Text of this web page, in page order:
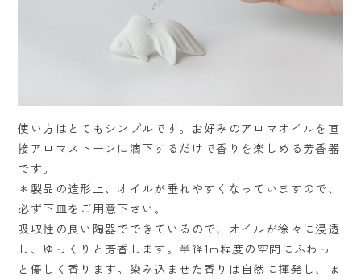
使い方はとてもシンプルです。お好みのアロマオイルを直
接アロマストーンに滴下するだけで香りを楽しめる芳香器
です。
＊製品の造形上、オイルが垂れやすくなっていますので、
必ず下皿をご用意下さい。
吸収性の良い陶器でできているので、オイルが徐々に浸透
し、ゆっくりと芳香します。半径1m程度の空間にふわっ
と優しく香ります。染み込ませた香りは自然に揮発し、ほ